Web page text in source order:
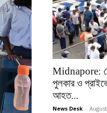
Midnapore:
পুলকার ও
আহত...
News Desk -